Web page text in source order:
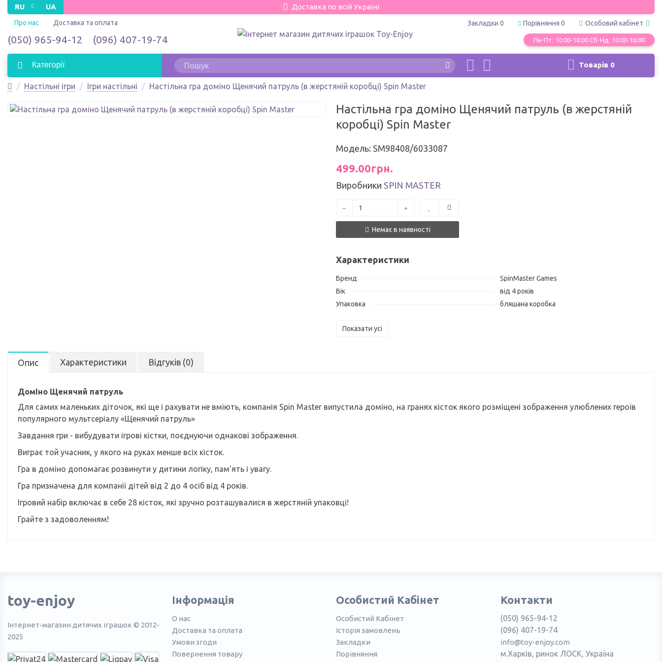
Доставка по всій Україні
RU UA
Про нас Доставка та оплата
(050) 965-94-12 (096) 407-19-74
Закладки 0 Порівняння 0 Особовий кабінет
Пн-Пт: 10:00-18:00 Сб-Нд: 10:00-16:00
Категорії Товарів 0
Настільні ігри Ігри настільні Настільна гра доміно Щенячий патруль (в жерстяній коробці) Spin Master
Настільна гра доміно Щенячий патруль (в жерстяній
коробці) Spin Master
Модель: SM98408/6033087
499.00грн.
Виробники SPIN MASTER
Немає в наявності
Характеристики
Бренд
SpinMaster Games
Вік
від 4 років
Упаковка
бляшана коробка
Показати усі
Опис Характеристики Відгуків (0)
ДомІно Щенячий патруль
Для самих маленьких діточок, які ще і рахувати не вміють, компанія Spin Master випустила доміно, на гранях кісток якого розміщені зображення улюблених героїв
популярного мультсеріалу «Щенячий патруль»
Завдання гри - вибудувати ігрові кістки, поєднуючи однакові зображення.
Виграє той учасник, у якого на руках менше всіх кісток.
Гра в доміно допомагає розвинути у дитини логіку, пам'ять і увагу.
Гра призначена для компанії дітей від 2 до 4 осіб від 4 років.
Ігровий набір включає в себе 28 кісток, які зручно розташувалися в жерстяній упаковці!
Грайте з задоволенням!
toy-enjoy
Інтернет-магазин дитячих іграшок © 2012-
2025
Інформація
О нас
Доставка та оплата
Умови згоди
Повернення товару
Особистий Кабінет
Особистий Кабінет
Історія замовлень
Закладки
Порівняння
Контакти
(050) 965-94-12
(096) 407-19-74
info@toy-enjoy.com
м.Харків, ринок ЛОСК, Україна